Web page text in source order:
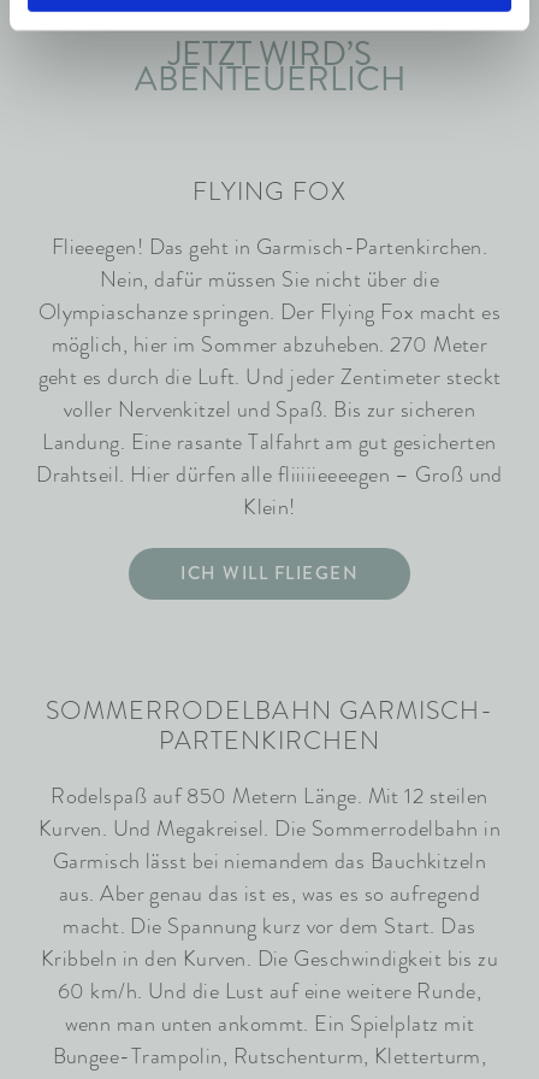
JETZT WIRD’S
ABENTEUERLICH
FLYING FOX
Flieeegen! Das geht in Garmisch-Partenkirchen.
Nein, dafür müssen Sie nicht über die
Olympiaschanze springen. Der Flying Fox macht es
möglich, hier im Sommer abzuheben. 270 Meter
geht es durch die Luft. Und jeder Zentimeter steckt
voller Nervenkitzel und Spaß. Bis zur sicheren
Landung. Eine rasante Talfahrt am gut gesicherten
Drahtseil. Hier dürfen alle fliiiiieeeegen – Groß und
Klein!
ICH WILL FLIEGEN
SOMMERRODELBAHN GARMISCH-
PARTENKIRCHEN
Rodelspaß auf 850 Metern Länge. Mit 12 steilen
Kurven. Und Megakreisel. Die Sommerrodelbahn in
Garmisch lässt bei niemandem das Bauchkitzeln
aus. Aber genau das ist es, was es so aufregend
macht. Die Spannung kurz vor dem Start. Das
Kribbeln in den Kurven. Die Geschwindigkeit bis zu
60 km/h. Und die Lust auf eine weitere Runde,
wenn man unten ankommt. Ein Spielplatz mit
Bungee-Trampolin, Rutschenturm, Kletterturm,